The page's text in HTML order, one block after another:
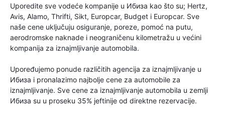
Uporedite sve vodeće kompanije u Ибиза kao što su; Hertz,
Avis, Alamo, Thrifti, Sikt, Europcar, Budget i Europcar. Sve
naše cene uključuju osiguranje, poreze, pomoć na putu,
aerodromske naknade i neograničenu kilometražu u većini
kompanija za iznajmljivanje automobila.
Upoređujemo ponude različitih agencija za iznajmljivanje u
Ибиза i pronalazimo najbolje cene za automobile za
iznajmljivanje. Sve cene za iznajmljivanje automobila u zemlji
Ибиза su u proseku 35% jeftinije od direktne rezervacije.